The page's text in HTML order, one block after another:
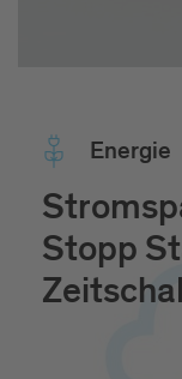
Ener­gie
Stopp